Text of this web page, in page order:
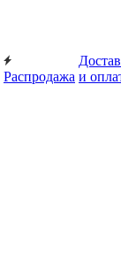
Распродажа и